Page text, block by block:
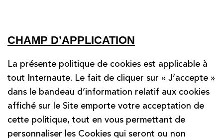
CHAMP D’APPLICATION
La présente politique de cookies est applicable à
tout Internaute. Le fait de cliquer sur « J’accepte »
dans le bandeau d’information relatif aux cookies
affiché sur le Site emporte votre acceptation de
cette politique, tout en vous permettant de
personnaliser les Cookies qui seront ou non